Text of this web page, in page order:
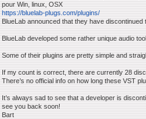
a
g
e
pour Win, linux, OSX
https://bluelab-plugs.com/plugins/
BlueLab announced that they have
BlueLab developed some rather unique audio
Some of their plugins are pretty simple and
If my count is correct, there are currently 28
There’s no official info on how long these VST
It’s always sad to see that a developer is
see you back soon!
Bart